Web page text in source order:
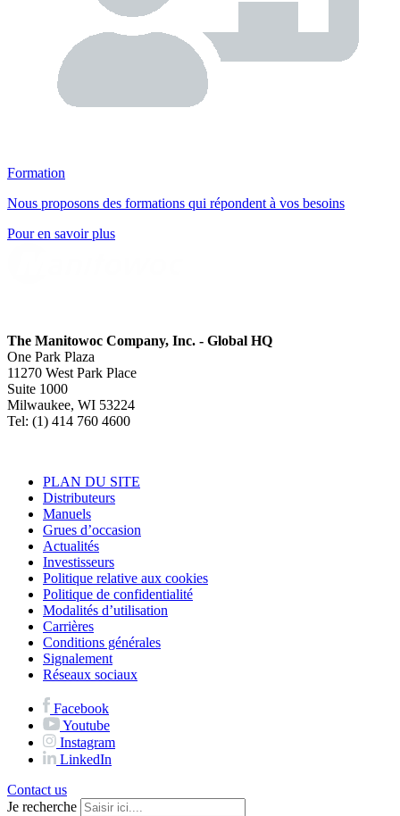
Formation
Nous proposons des formations qui répondent à vos besoins
Pour en savoir plus
The Manitowoc Company, Inc. - Global HQ
One Park Plaza
11270 West Park Place
Suite 1000
Milwaukee, WI 53224
Tel: (1) 414 760 4600
PLAN DU SITE
Distributeurs
Manuels
Grues d’occasion
Actualités
Investisseurs
Politique relative aux cookies
Politique de confidentialité
Modalités d’utilisation
Carrières
Conditions générales
Signalement
Réseaux sociaux
Facebook
Youtube
Instagram
LinkedIn
Contact us
Je recherche